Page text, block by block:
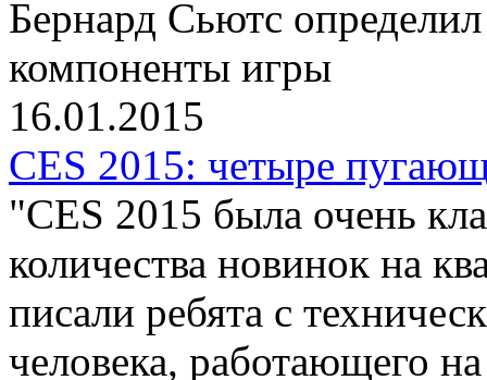
Бернард Сьютс
компоненты игры
16.01.2015
CES 2015: четыре
"CES 2015 была очень
количества новинок на
писали ребята с
человека, работающего